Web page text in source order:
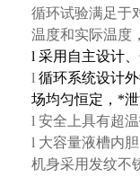
循环试验满足于
温度和实际温度
l 采用自主设计
l 循环系统设计
场均匀恒定，*
l 安全上具有超
l 大容量液槽内
机身采用发纹不